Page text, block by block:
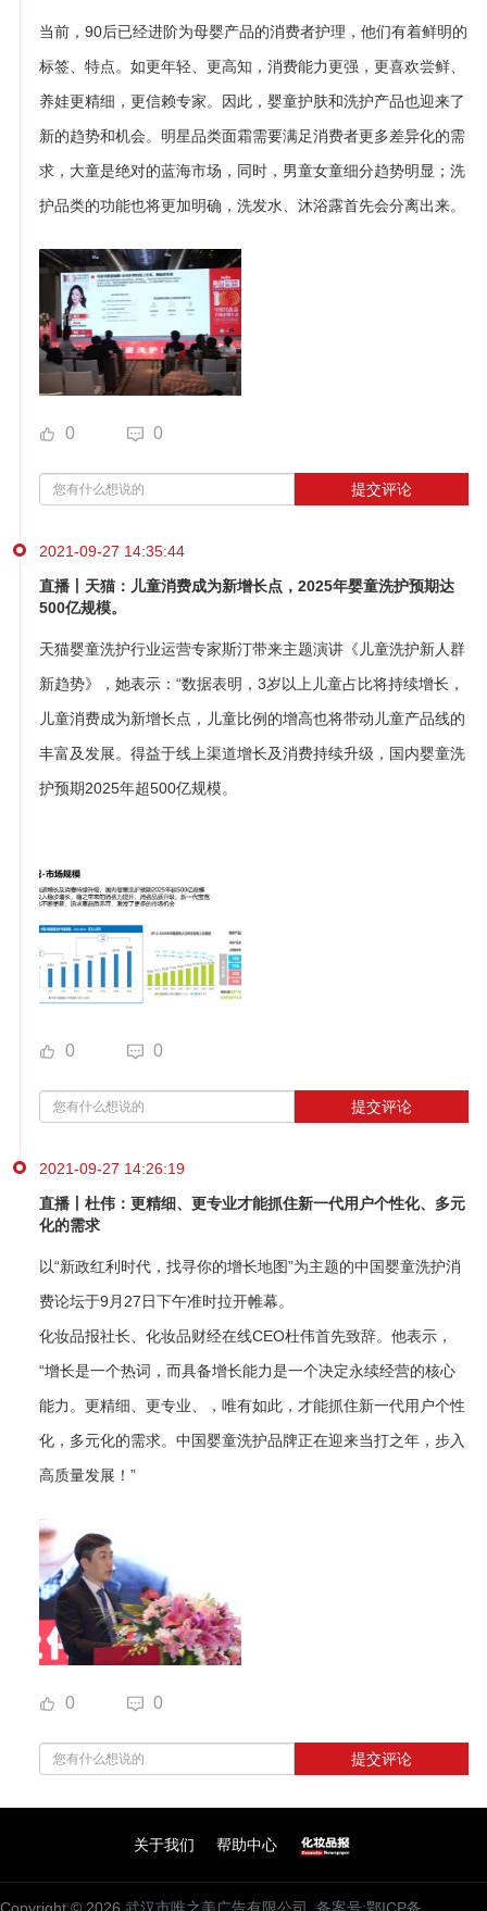
当前，90后已经进阶为母婴产品的消费者护理，他们有着鲜明的
标签、特点。如更年轻、更高知，消费能力更强，更喜欢尝鲜、
养娃更精细，更信赖专家。因此，婴童护肤和洗护产品也迎来了
新的趋势和机会。明星品类面霜需要满足消费者更多差异化的需
求，大童是绝对的蓝海市场，同时，男童女童细分趋势明显；洗
护品类的功能也将更加明确，洗发水、沐浴露首先会分离出来。
0 0
提交评论
2021-09-27 14:35:44
直播丨天猫：儿童消费成为新增长点，2025年婴童洗护预期达
500亿规模。
天猫婴童洗护行业运营专家斯汀带来主题演讲《儿童洗护新人群
新趋势》，她表示：“数据表明，3岁以上儿童占比将持续增长，
儿童消费成为新增长点，儿童比例的增高也将带动儿童产品线的
丰富及发展。得益于线上渠道增长及消费持续升级，国内婴童洗
护预期2025年超500亿规模。
0 0
提交评论
2021-09-27 14:26:19
直播丨杜伟：更精细、更专业才能抓住新一代用户个性化、多元
化的需求
以“新政红利时代，找寻你的增长地图”为主题的中国婴童洗护消
费论坛于9月27日下午准时拉开帷幕。
化妆品报社长、化妆品财经在线CEO杜伟首先致辞。他表示，
“增长是一个热词，而具备增长能力是一个决定永续经营的核心
能力。更精细、更专业、，唯有如此，才能抓住新一代用户个性
化，多元化的需求。中国婴童洗护品牌正在迎来当打之年，步入
高质量发展！”
0 0
提交评论
关于我们 帮助中心